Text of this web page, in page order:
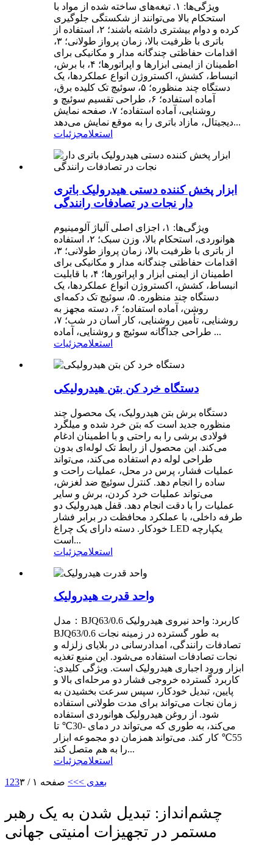
ویژگی‌ها: ۱. تیغه‌های ساخته شده از مواد با
استحکام بالا می‌توانند از شکستگی جلوگیری
کرده و دوام بیشتری داشته باشند؛ ۲، استفاده از
باتری با ظرفیت بالا، زمان پرواز طولانی؛ ۳،
اقدامات حفاظتی چندگانه مدار و مکانیکی برای
اطمینان از ایمنی ابزارها و اپراتورها؛ ۴، با برش،
انبساط، کشش، اکستروژن انواع عملکردها، یک
دستگاه چند منظوره؛ ۵، سوئیچ تک کلیده برق،
آماده استفاده؛ ۶، طراحی تقسیم سوئیچ و
روشنایی، آماده استفاده؛ ۷، صفحه نمایش
دیجیتال، مازاد باتری را به موقع نمایش می‌دهد...
استعلامجزئیات
ابزار پخش کننده دستی هیدرولیک باتری
دار نجات در تصادفات رانندگی
ویژگی‌ها: ۱، اجزای اصلی آلیاژ آلومینیوم
هوانوردی، استحکام بالا، وزن سبک؛ ۲، استفاده
از باتری با ظرفیت بالا، زمان پرواز طولانی؛ ۳،
اقدامات حفاظتی چندگانه مدار و مکانیکی برای
اطمینان از ایمنی ابزار و اپراتورها؛ ۴، با قابلیت
انبساط، کشش، اکستروژن انواع عملکردها، یک
دستگاه چند منظوره. ۵، سوئیچ تک دکمه‌ای
روشن، آماده استفاده؛ ۶، دسته مجهز به
روشنایی، تأمین روشنایی، کار آسان در شب؛ ۷،
طراحی جداگانه سوئیچ و روشنایی، آماده ...
استعلامجزئیات
دستگاه خرد کن بتن هیدرولیکی
دستگاه برش بتن هیدرولیک، یک محصول چند
منظوره جدید است که بتن خرد شده و میلگرد
فولادی برشی را به راحتی و با اطمینان ادغام
می‌کند. این محصول از رابط تک لوله‌ای بدون
طراحی لوله دم استفاده می‌کند، می‌تواند
عملیات فشار، پرس در محل، عملیات راحت و
ساده را انجام دهد. کنترل سوئیچ ضد لغزش،
می‌تواند عملیات خرد کردن، برش و سایر
عملیات را با دقت انجام دهد. قفل هیدرولیک دو
طرفه داخلی، با عملکرد محافظت در برابر فشار
خودکار. دسته دارای یک چراغ LED یکپارچه
است...
استعلامجزئیات
واحد قدرت هیدرولیک
مدل：BJQ63/0.6 کاربرد: واحد نیروی هیدرولیک
BJQ63/0.6 به طور گسترده در زمینه نجات
تصادفات رانندگی، امدادرسانی در بلایای زلزله و
نجات تصادفات استفاده می‌شود. این منبع تغذیه
ابزار ورود اجباری هیدرولیک است. ویژگی کلیدی:
کاربرد گسترده خروجی فشار دو مرحله‌ای بالا و
پایین، تبدیل خودکار، سپس سرعت بخشیدن به
زمان نجات می‌تواند برای مدت طولانی استفاده
شود. از روغن هیدرولیک هوانوردی استفاده
می‌کند، به طوری که می‌تواند در دمای -30℃ تا
55℃ کار کند. می‌تواند همزمان دو مجموعه ابزار
را به هم متصل کند...
استعلامجزئیات
1 23 بعدی >>> صفحه ۱ / ۳
چشم‌انداز: تبدیل شدن به یک رهبر
مستمر در تجهیزات امنیتی جهانی